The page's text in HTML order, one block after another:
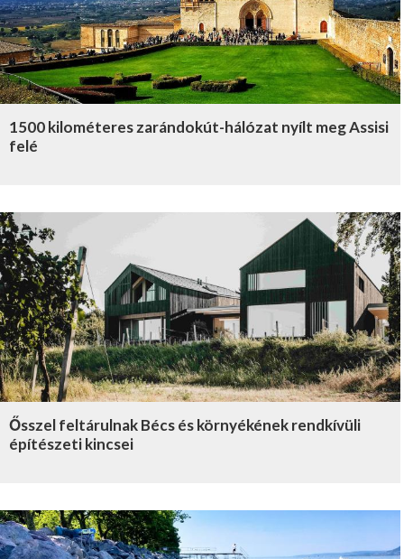
1500 kilométeres zarándokút-hálózat nyílt meg Assisi
felé
Ősszel feltárulnak Bécs és környékének rendkívüli
építészeti kincsei